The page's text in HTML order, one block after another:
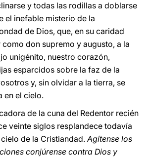
y todas las rodillas a doblarse
el inefable misterio de la
de Dios, que, en su caridad
don supremo y augusto, a la
unigénito, nuestro corazón,
esparcidos sobre la faz de la
y, sin olvidar a la tierra, se
en el cielo.
de la cuna del Redentor recién
veinte siglos resplandece todavía
de la Cristiandad.Agítense los
conjúrense contra Dios y